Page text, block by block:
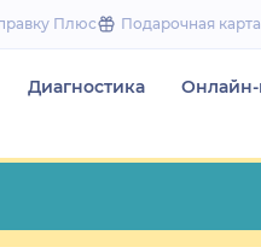
to
Плюс Подарочная карта
Диагностика Онлайн-